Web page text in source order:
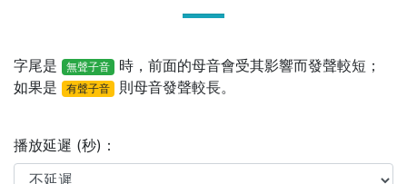
字尾是 無聲子音 時，前面的母音會受其影響而發聲較短 ；
如果是
有聲子音 則母音發聲較長。
播放延遲 (秒)：